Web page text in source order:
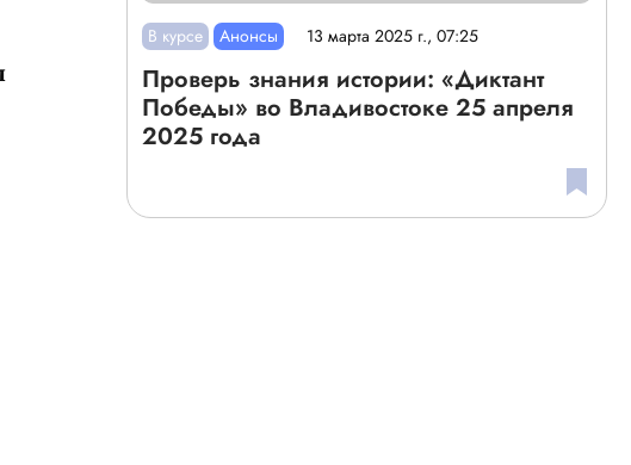
В курсе Анонсы 13 марта 2025 г., 07:25
Проверь знания истории: «Диктант
Победы» во Владивостоке 25 апреля
2025 года